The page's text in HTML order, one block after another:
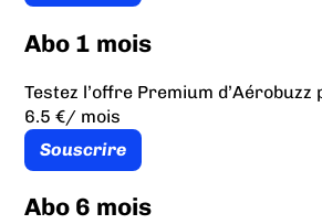
Abo 1 mois
Testez l’offre Premium d’Aérobuzz
6.5 €/ mois
Souscrire
Abo 6 mois